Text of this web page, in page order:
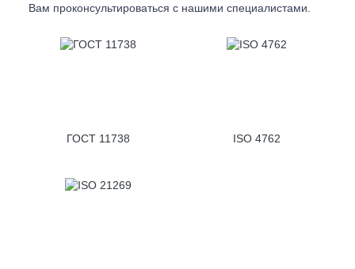
Вам проконсультироваться с нашими специалистами.
ГОСТ 11738 ISO 4762